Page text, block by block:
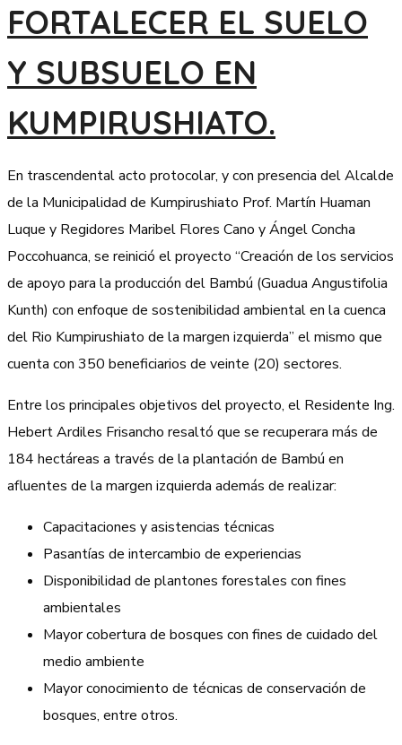
FORTALECER EL SUELO
Y SUBSUELO EN
KUMPIRUSHIATO.
En trascendental acto protocolar, y con presencia del Alcalde
de la Municipalidad de Kumpirushiato Prof. Martín Huaman
Luque y Regidores Maribel Flores Cano y Ángel Concha
Poccohuanca, se reinició el proyecto “Creación de los servicios
de apoyo para la producción del Bambú (Guadua Angustifolia
Kunth) con enfoque de sostenibilidad ambiental en la cuenca
del Rio Kumpirushiato de la margen izquierda” el mismo que
cuenta con 350 beneficiarios de veinte (20) sectores.
Entre los principales objetivos del proyecto, el Residente Ing.
Hebert Ardiles Frisancho resaltó que se recuperara más de
184 hectáreas a través de la plantación de Bambú en
afluentes de la margen izquierda además de realizar:
Capacitaciones y asistencias técnicas
Pasantías de intercambio de experiencias
Disponibilidad de plantones forestales con fines
ambientales
Mayor cobertura de bosques con fines de cuidado del
medio ambiente
Mayor conocimiento de técnicas de conservación de
bosques, entre otros.